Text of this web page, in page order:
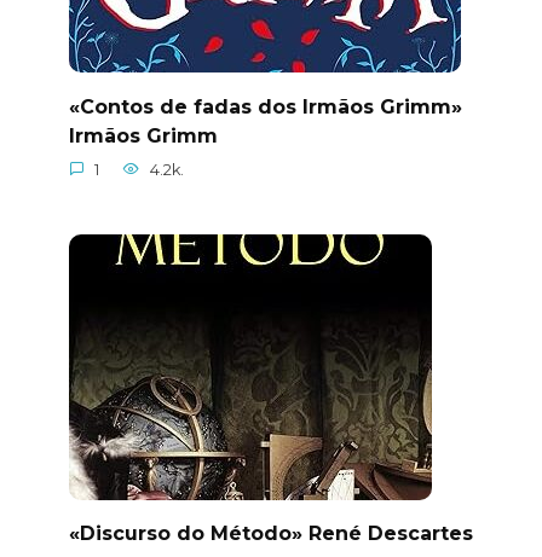
«Contos de fadas dos Irmãos Grimm»
Irmãos Grimm
1 4.2k.
«Discurso do Método» René Descartes